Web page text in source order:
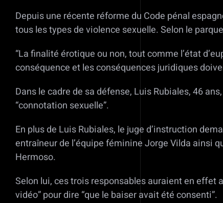
Depuis une récente réforme du Code pénal
tous les types de violence sexuelle. Selon le
“La finalité érotique ou non, tout comme l’état
conséquence et les conséquences juridiques
Dans le cadre de sa défense, Luis Rubiales, 46
“connotation sexuelle”.
En plus de Luis Rubiales, le juge d’instruction
entraîneur de l’équipe féminine Jorge Vilda ainsi
Hermoso.
Selon lui, ces trois responsables auraient en effet
vidéo” pour dire “que le baiser avait été consenti”.